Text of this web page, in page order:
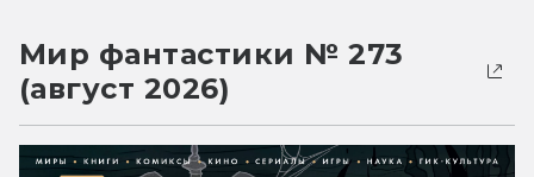
Мир фантастики № 273
(август 2026)